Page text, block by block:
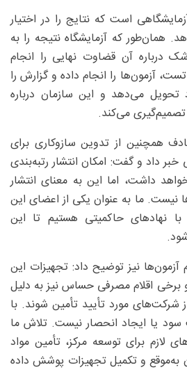
است که نتایج را در اختیار
همان‌طور که آزمایشگاه نتیجه را به
درباره آن قضاوت نهایی را انجام
آزمون‌ها را انجام داده و گزارش را
تحویل می‌دهد و این سازمان درباره
تصمیم‌گیری می‌کند.
همچنین از تدوین سازوکاری برای
داد و گفت: امکان انتشار رتبه‌بندی
داشت، اما این به معنای انتشار
نیست. ما به عنوان یکی از اعضای این
با نهاد‌های حاکمیتی هستیم تا این
آزمون‌ها نیز توضیح داد: تجهیزات این
برخی اقلام مصرفی حساس نیز به دلیل
شرکت‌های مورد تأیید تأمین شوند. با
یا ایجاد انحصار نیست. تلاش ما
لازم برای توسعه مرکز، تأمین مواد
به‌موقع و تکمیل تجهیزات پوشش داده